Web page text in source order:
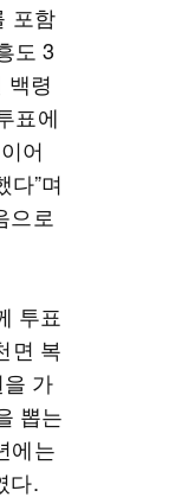
포함
도 3
백령
표에
어
”며
으로
투표
면 복
가
뽑는
에는
다.